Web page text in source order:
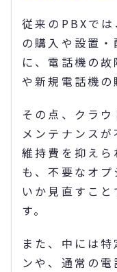
従来のPBXで
の購入や設置
に、電話機の
や新規電話機の
その点、クラ
メンテナンス
維持費を抑え
も、不要なオ
いか見直すこ
す。
また、中には
ンや、通常の